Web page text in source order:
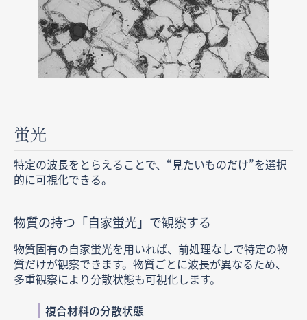
蛍光
特定の波長をとらえることで、“見たいものだけ”を選択
的に可視化できる。
物質の持つ「自家蛍光」で観察する
物質固有の自家蛍光を用いれば、前処理なしで特定の物
質だけが観察できます。物質ごとに波長が異なるため、
多重観察により分散状態も可視化します。
複合材料の分散状態